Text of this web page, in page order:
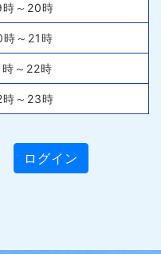
時～20時
時～21時
時～22時
時～23時
ログイン